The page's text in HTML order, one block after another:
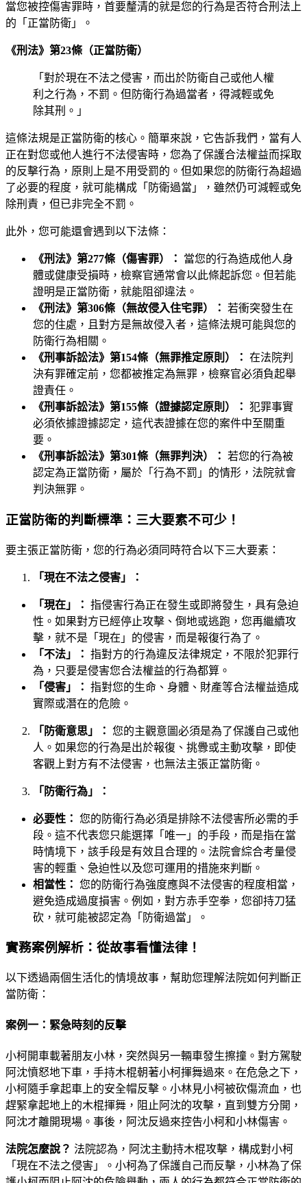
當您被控傷害罪時，首要釐清的就是您的行為是否符合刑法上
的「正當防衛」。
《刑法》第23條（正當防衛）
「對於現在不法之侵害，而出於防衛自己或他人權
利之行為，不罰。但防衛行為過當者，得減輕或免
除其刑。」
這條法規是正當防衛的核心。簡單來說，它告訴我們，當有人
正在對您或他人進行不法侵害時，您為了保護合法權益而採取
的反擊行為，原則上是不用受罰的。但如果您的防衛行為超過
了必要的程度，就可能構成「防衛過當」，雖然仍可減輕或免
除刑責，但已非完全不罰。
此外，您可能還會遇到以下法條：
《刑法》第277條（傷害罪）：
當您的行為造成他人身
體或健康受損時，檢察官通常會以此條起訴您。但若能
證明是正當防衛，就能阻卻違法。
《刑法》第306條（無故侵入住宅罪）： 若衝突發生在
您的住處，且對方是無故侵入者，這條法規可能與您的
防衛行為相關。
《刑事訴訟法》第154條（無罪推定原則）： 在法院判
決有罪確定前，您都被推定為無罪，檢察官必須負起舉
證責任。
《刑事訴訟法》第155條（證據認定原則）： 犯罪事實
必須依據證據認定，這代表證據在您的案件中至關重
要。
《刑事訴訟法》第301條（無罪判決）： 若您的行為被
認定為正當防衛，屬於「行為不罰」的情形，法院就會
判決無罪。
正當防衛的判斷標準：三大要素不可少！
要主張正當防衛，您的行為必須同時符合以下三大要素：
「現在不法之侵害」：
「現在」： 指侵害行為正在發生或即將發生，具有急迫
性。如果對方已經停止攻擊、倒地或逃跑，您再繼續攻
擊，就不是「現在」的侵害，而是報復行為了。
「不法」： 指對方的行為違反法律規定，不限於犯罪行
為，只要是侵害您合法權益的行為都算。
「侵害」： 指對您的生命、身體、財產等合法權益造成
實際或潛在的危險。
「防衛意思」： 您的主觀意圖必須是為了保護自己或他
人。如果您的行為是出於報復、挑釁或主動攻擊，即使
客觀上對方有不法侵害，也無法主張正當防衛。
「防衛行為」：
必要性： 您的防衛行為必須是排除不法侵害所必需的手
段。這不代表您只能選擇「唯一」的手段，而是指在當
時情境下，該手段是有效且合理的。法院會綜合考量侵
害的輕重、急迫性以及您可運用的措施來判斷。
相當性： 您的防衛行為強度應與不法侵害的程度相當，
避免造成過度損害。例如，對方赤手空拳，您卻持刀猛
砍，就可能被認定為「防衛過當」。
實務案例解析：從故事看懂法律！
以下透過兩個生活化的情境故事，幫助您理解法院如何判斷正
當防衛：
案例一：緊急時刻的反擊
小柯開車載著朋友小林，突然與另一輛車發生擦撞。對方駕駛
阿沈憤怒地下車，手持木棍朝著小柯揮舞過來。在危急之下，
小柯隨手拿起車上的安全帽反擊。小林見小柯被砍傷流血，也
趕緊拿起地上的木棍揮舞，阻止阿沈的攻擊，直到雙方分開，
阿沈才離開現場。事後，阿沈反過來控告小柯和小林傷害。
法院怎麼說？ 法院認為，阿沈主動持木棍攻擊，構成對小柯
「現在不法之侵害」。小柯為了保護自己而反擊，小林為了保